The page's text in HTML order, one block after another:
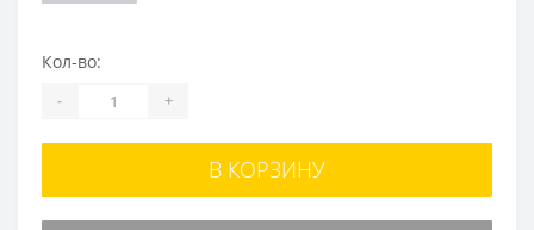
Кол-во:
- +
В КОРЗИНУ